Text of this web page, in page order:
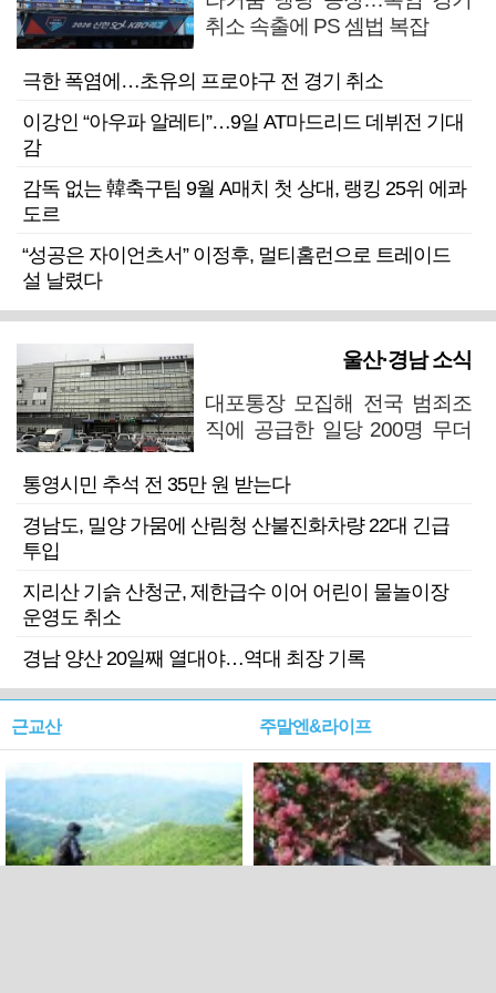
취소 속출에 PS 셈법 복잡
극한 폭염에…초유의 프로야구 전 경기 취소
이강인 “아우파 알레티”…9일 AT마드리드 데뷔전 기대
감
감독 없는 韓축구팀 9월 A매치 첫 상대, 랭킹 25위 에콰
도르
“성공은 자이언츠서” 이정후, 멀티홈런으로 트레이드
설 날렸다
울산·경남 소식
대포통장 모집해 전국 범죄조
직에 공급한 일당 200명 무더
통영시민 추석 전 35만 원 받는다
경남도, 밀양 가뭄에 산림청 산불진화차량 22대 긴급
투입
지리산 기슭 산청군, 제한급수 이어 어린이 물놀이장
운영도 취소
경남 양산 20일째 열대야…역대 최장 기록
근교산 주말엔&라이프